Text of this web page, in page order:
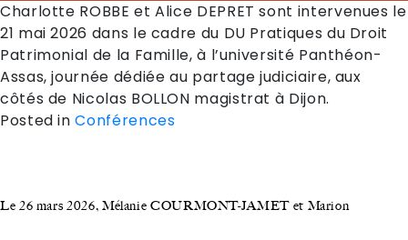
Charlotte ROBBE et Alice DEPRET sont intervenues le
21 mai 2026 dans le cadre du DU Pratiques du Droit
Patrimonial de la Famille, à l’université Panthéon-
Assas, journée dédiée au partage judiciaire, aux
côtés de Nicolas BOLLON magistrat à Dijon.
Posted inConférences
Le 26 mars 2026, Mélanie COURMONT-JAMET et Marion